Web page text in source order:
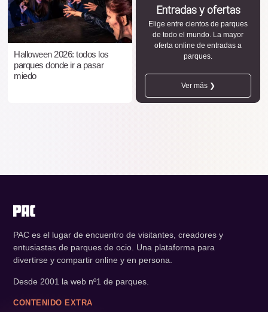
Halloween 2026: todos los
parques donde ir a pasar
miedo
Entradas y ofertas
Elige entre cientos de parques
de todo el mundo. La mayor
oferta online de entradas a
parques.
Ver más ❯
PAC es el lugar de encuentro de visitantes, creadores y
entusiastas de parques de ocio. Una plataforma para
divertirse y compartir online y en persona.
Desde 2001 la web nº1 de parques.
CONTENIDO EXTRA